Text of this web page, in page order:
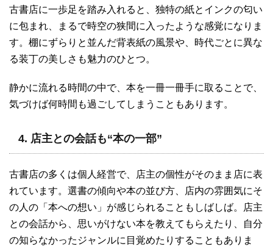
古書店に一歩足を踏み入れると、独特の紙とインクの匂い
に包まれ、まるで時空の狭間に入ったような感覚になりま
す。棚にずらりと並んだ背表紙の風景や、時代ごとに異な
る装丁の美しさも魅力のひとつ。
静かに流れる時間の中で、本を一冊一冊手に取ることで、
気づけば何時間も過ごしてしまうこともあります。
4. 店主との会話も“本の一部”
古書店の多くは個人経営で、店主の個性がそのまま店に表
れています。選書の傾向や本の並び方、店内の雰囲気にそ
の人の「本への想い」が感じられることもしばしば。店主
との会話から、思いがけない本を教えてもらえたり、自分
の知らなかったジャンルに目覚めたりすることもありま